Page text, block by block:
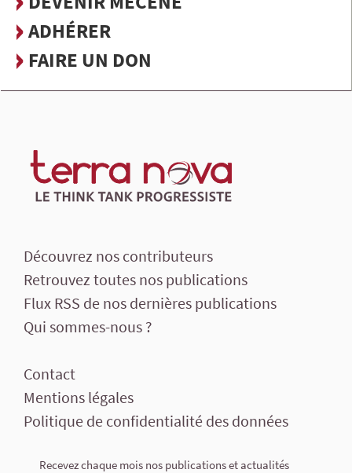
ADHÉRER
FAIRE UN DON
Découvrez nos contributeurs
Retrouvez toutes nos publications
Flux RSS de nos dernières publications
Qui sommes-nous ?
Contact
Mentions légales
Politique de confidentialité des données
Recevez chaque mois nos publications et actualités